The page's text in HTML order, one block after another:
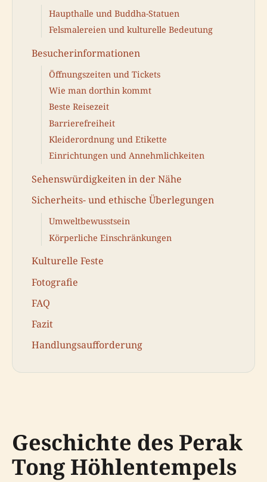
Haupthalle und Buddha-Statuen
Felsmalereien und kulturelle Bedeutung
Besucherinformationen
Öffnungszeiten und Tickets
Wie man dorthin kommt
Beste Reisezeit
Barrierefreiheit
Kleiderordnung und Etikette
Einrichtungen und Annehmlichkeiten
Sehenswürdigkeiten in der Nähe
Sicherheits- und ethische Überlegungen
Umweltbewusstsein
Körperliche Einschränkungen
Kulturelle Feste
Fotografie
FAQ
Fazit
Handlungsaufforderung
Geschichte des Perak
Tong Höhlentempels